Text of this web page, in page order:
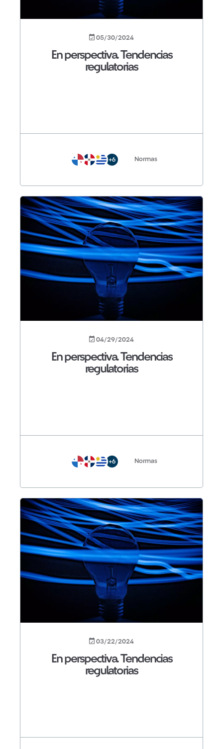
05/30/2024
En perspectiva. Tendencias
regulatorias
+6 Normas
04/29/2024
En perspectiva. Tendencias
regulatorias
+6 Normas
03/22/2024
En perspectiva. Tendencias
regulatorias